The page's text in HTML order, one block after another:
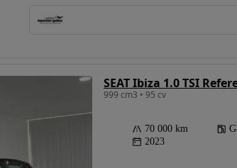
SEAT Ibiza 1.0 TSI
999 cm3 • 95 cv
70 000 km
2023